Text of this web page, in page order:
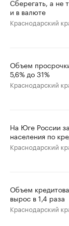
Сберегать, а не
и в валюте
Краснодарский
Объем
5,6% до 31%
Краснодарский
На Юге России
населения по
Краснодарский
Объем
вырос в 1,4 раза
Краснодарский